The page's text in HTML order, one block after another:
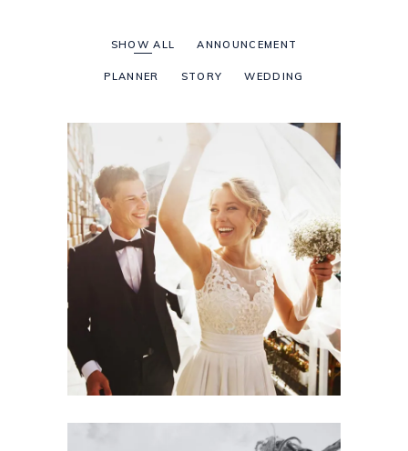
SHOW ALL ANNOUNCEMENT
PLANNER STORY WEDDING
Photography
MADE WITH LOVE